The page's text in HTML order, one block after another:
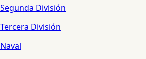
Segunda División
Tercera División
Naval